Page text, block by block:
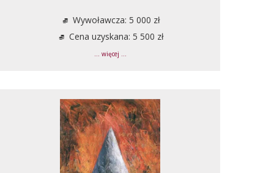
Wywoławcza: 5 000 zł
Cena uzyskana: 5 500 zł
... więcej ...